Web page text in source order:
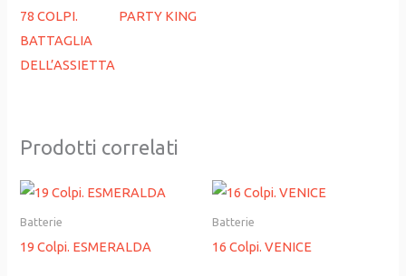
78 COLPI.
BATTAGLIA
DELL’ASSIETTA
PARTY KING
Prodotti correlati
Batterie
19 Colpi. ESMERALDA
Batterie
16 Colpi. VENICE